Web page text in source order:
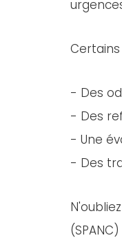
- Des
- Des
- Une
- Des